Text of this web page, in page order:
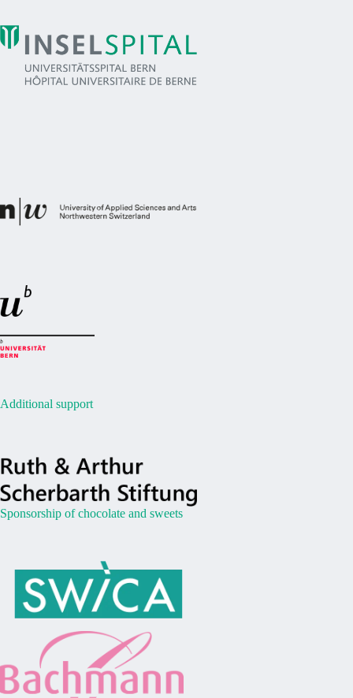
Additional support
Sponsorship of chocolate and sweets